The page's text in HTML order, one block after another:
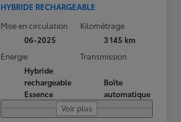
HYBRIDE RECHARGEABLE
Mise en circulation
06-2025
Kilométrage
3 145 km
Energie
Hybride
rechargeable
Essence
Transmission
Boîte
automatique
Voir plus